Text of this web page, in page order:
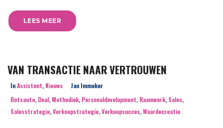
LEES MEER
VAN TRANSACTIE NAAR VERTROUWEN
InAssistent, Nieuws
Jan Immeker
Botsauto, Deal, Methodiek, Personaldevelopment, Raamwerk, Sales,
Salesstrategie,Verkoopstrategie,Verkoopsucces,Waardecreatie